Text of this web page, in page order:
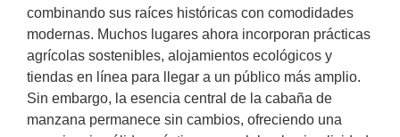
combinando sus raíces históricas con comodidades
modernas. Muchos lugares ahora incorporan prácticas
agrícolas sostenibles, alojamientos ecológicos y
tiendas en línea para llegar a un público más amplio.
Sin embargo, la esencia central de la cabaña de
manzana permanece sin cambios, ofreciendo una